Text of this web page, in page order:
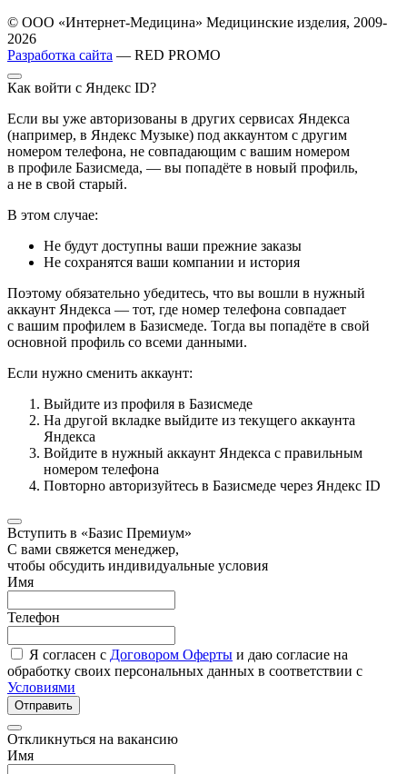
© ООО «Интернет-Медицина» Медицинские изделия, 2009-
2026
Разработка сайта — RED PROMO
Как войти с Яндекс ID?
Если вы уже авторизованы в других сервисах Яндекса
(например, в Яндекс Музыке) под аккаунтом с другим
номером телефона, не совпадающим с вашим номером
в профиле Базисмеда, — вы попадёте в новый профиль,
а не в свой старый.
В этом случае:
Не будут доступны ваши прежние заказы
Не сохранятся ваши компании и история
Поэтому обязательно убедитесь, что вы вошли в нужный
аккаунт Яндекса — тот, где номер телефона совпадает
с вашим профилем в Базисмеде. Тогда вы попадёте в свой
основной профиль со всеми данными.
Если нужно сменить аккаунт:
Выйдите из профиля в Базисмеде
На другой вкладке выйдите из текущего аккаунта
Яндекса
Войдите в нужный аккаунт Яндекса с правильным
номером телефона
Повторно авторизуйтесь в Базисмеде через Яндекс ID
Вступить в «Базис Премиум»
С вами свяжется менеджер,
чтобы обсудить индивидуальные условия
Имя
Телефон
Я согласен с Договором Оферты и даю согласие на
обработку своих персональных данных в соответствии с
Условиями
Отправить
Откликнуться на вакансию
Имя